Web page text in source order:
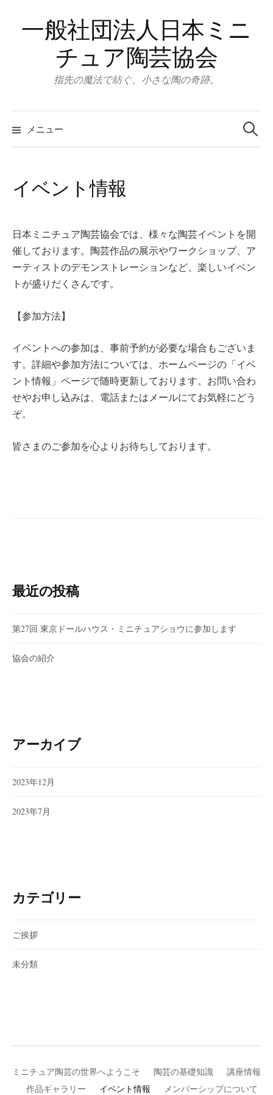
一般社団法人日本ミニ
チュア陶芸協会
指先の魔法で紡ぐ、小さな陶の奇跡。
メニュー
検
索:
イベント情報
日本ミニチュア陶芸協会では、様々な陶芸イベントを開
催しております。陶芸作品の展示やワークショップ、ア
ーティストのデモンストレーションなど、楽しいイベン
トが盛りだくさんです。
【参加方法】
イベントへの参加は、事前予約が必要な場合もございま
す。詳細や参加方法については、ホームページの「イベ
ント情報」ページで随時更新しております。お問い合わ
せやお申し込みは、電話またはメールにてお気軽にどう
ぞ。
皆さまのご参加を心よりお待ちしております。
最近の投稿
第27回 東京ドールハウス・ミニチュアショウに参加します
協会の紹介
アーカイブ
2023年12月
2023年7月
カテゴリー
ご挨拶
未分類
ミニチュア陶芸の世界へようこそ 陶芸の基礎知識
講座情報
作品ギャラリー
イベント情報 メンバーシップについて